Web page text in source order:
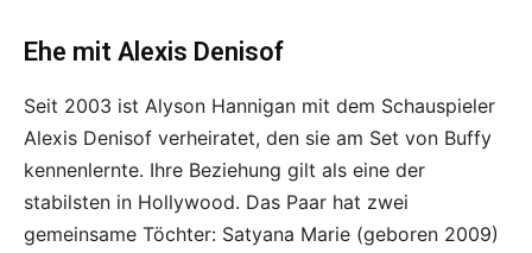
Ehe mit Alexis Denisof
Seit 2003 ist Alyson Hannigan mit dem Schauspieler
Alexis Denisof verheiratet, den sie am Set von Buffy
kennenlernte. Ihre Beziehung gilt als eine der
stabilsten in Hollywood. Das Paar hat zwei
gemeinsame Töchter: Satyana Marie (geboren 2009)